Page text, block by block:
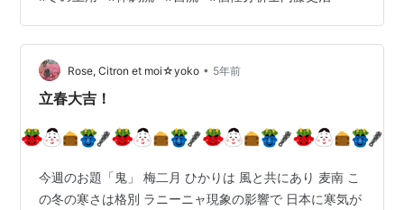
(生命エネルギー) 低調期の方は 特に注意が必要です。 新
型コロナの感染者が 増加しやすい傾向にあります。 未の
日に 「ひ」のつくものを食べて 元気に過ごしましょう！
ヒラメ、ヒラマサ、ヒジキ等 土用ですから、 当然、土地
に関わること…
Rose, Citron et moi☆yoko • 5年前
立春大吉！
今週のお題「鬼」 梅二月 ひかりは 風と共にあり 麦南 こ
の冬の寒さは格別 ラニーニャ現象の影響で 日本に寒気が